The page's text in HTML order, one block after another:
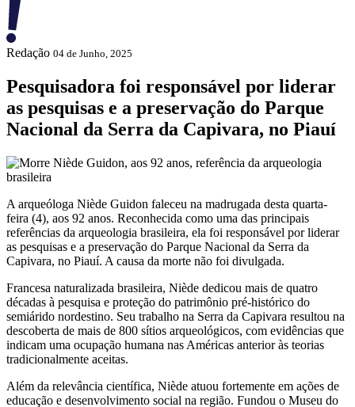
Redação 04 de Junho, 2025
Pesquisadora foi responsável por liderar
as pesquisas e a preservação do Parque
Nacional da Serra da Capivara, no Piauí
A arqueóloga Niède Guidon faleceu na madrugada desta quarta-
feira (4), aos 92 anos. Reconhecida como uma das principais
referências da arqueologia brasileira, ela foi responsável por liderar
as pesquisas e a preservação do Parque Nacional da Serra da
Capivara, no Piauí. A causa da morte não foi divulgada.
Francesa naturalizada brasileira, Niède dedicou mais de quatro
décadas à pesquisa e proteção do patrimônio pré-histórico do
semiárido nordestino. Seu trabalho na Serra da Capivara resultou na
descoberta de mais de 800 sítios arqueológicos, com evidências que
indicam uma ocupação humana nas Américas anterior às teorias
tradicionalmente aceitas.
Além da relevância científica, Niède atuou fortemente em ações de
educação e desenvolvimento social na região. Fundou o Museu do